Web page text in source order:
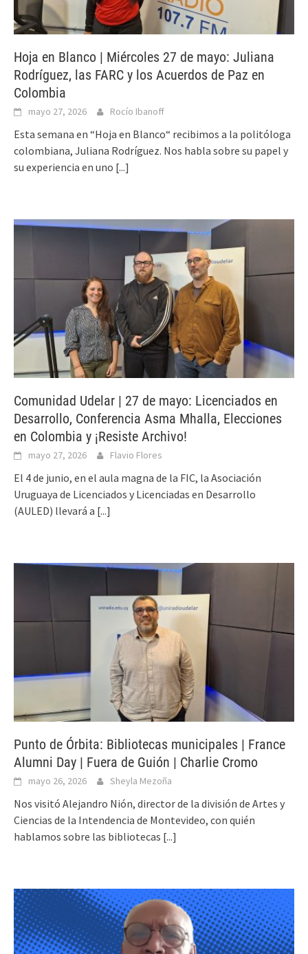
Hoja en Blanco | Miércoles 27 de mayo: Juliana
Rodríguez, las FARC y los Acuerdos de Paz en
Colombia
mayo 27, 2026 Rocío Ibanoff
Esta semana en “Hoja en Blanco“ recibimos a la politóloga
colombiana, Juliana Rodríguez. Nos habla sobre su papel y
su experiencia en uno [...]
Comunidad Udelar | 27 de mayo: Licenciados en
Desarrollo, Conferencia Asma Mhalla, Elecciones
en Colombia y ¡Resiste Archivo!
mayo 27, 2026 Flavio Flores
El 4 de junio, en el aula magna de la FIC, la Asociación
Uruguaya de Licenciados y Licenciadas en Desarrollo
(AULED) llevará a [...]
Punto de Órbita: Bibliotecas municipales | France
Alumni Day | Fuera de Guión | Charlie Cromo
mayo 26, 2026 Sheyla Mezoña
Nos visitó Alejandro Nión, director de la división de Artes y
Ciencias de la Intendencia de Montevideo, con quién
hablamos sobre las bibliotecas [...]